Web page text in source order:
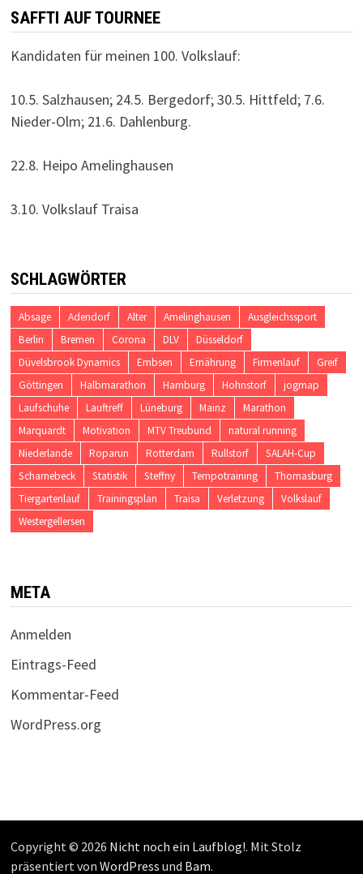
SAFFTI AUF TOURNEE
Kandidaten für meinen 100. Volkslauf:
10.5. Salzhausen; 24.5. Bergedorf; 30.5. Hittfeld; 7.6.
Nieder-Olm; 21.6. Dahlenburg.
22.8. Heipo Amelinghausen
3.10. Volkslauf Traisa
SCHLAGWÖRTER
Absage Adendorf Alter Amelinghausen
Ausgleichssport
Berlin
Bremen Corona DLV
Düsseldorf
Düvelsbrook Dynamics
Embsen Ernährung Firmenlauf
Greif
Göttingen
Halbmarathon Hamburg Hohnstorf
jogmap
Laufschuhe
Lauftreff Lüneburg Mainz
Marathon
Marquardt
Motivation MTV Treubund
natural running
Niederlande
Roparun Rotterdam Rullstorf
SALAH-Cup
Scharnebeck
Statistik Steffny Tempotraining
Thomasburg
Tiergartenlauf
Trainingsplan Traisa Verletzung
Volkslauf
Westergellersen
META
Anmelden
Eintrags-Feed
Kommentar-Feed
WordPress.org
Copyright © 2026 Nicht noch ein Laufblog!. Mit Stolz
präsentiert von WordPress und Bam.